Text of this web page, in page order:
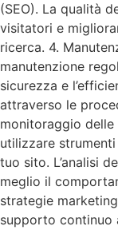
(SEO). La qualità
visitatori e
ricerca. 4.
manutenzione
sicurezza e
attraverso le
monitoraggio delle
utilizzare
tuo sito. L’analisi
meglio il
strategie
supporto continuo